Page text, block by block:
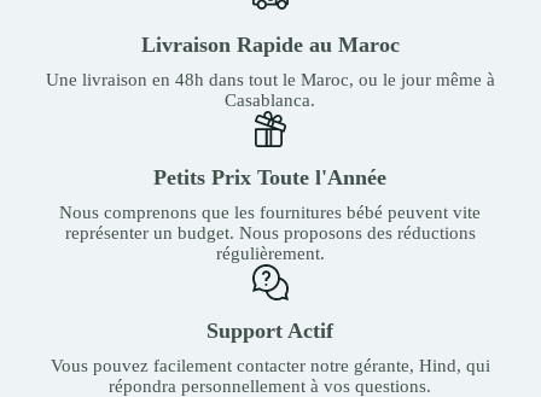
Livraison Rapide au Maroc
Une livraison en 48h dans tout le Maroc, ou le jour même à
Casablanca.
Petits Prix Toute l'Année
Nous comprenons que les fournitures bébé peuvent vite
représenter un budget. Nous proposons des réductions
régulièrement.
Support Actif
Vous pouvez facilement contacter notre gérante, Hind, qui
répondra personnellement à vos questions.